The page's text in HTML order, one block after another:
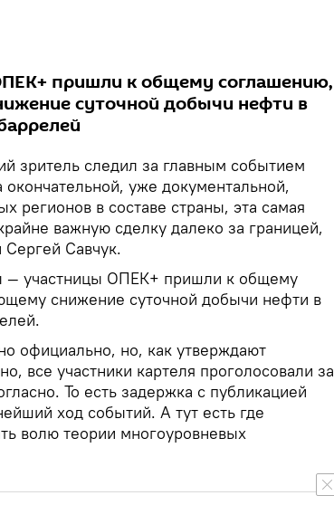
пришли к общему соглашению,
суточной добычи нефти в
зритель следил за главным событием
уже документальной,
регионов в составе страны, эта самая
важную сделку далеко за границей,
Савчук.
— участницы ОПЕК+ пришли к общему
снижение суточной добычи нефти в
официально, но, как утверждают
все участники картеля проголосовали за
То есть задержка с публикацией
ход событий. А тут есть где
волю теории многоуровневых